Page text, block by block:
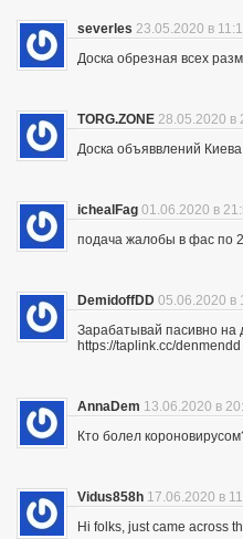
severles 23.05.2020 в
Доска обрезная всех
TORG.ZONE 28.05.2020 в
Доска объяввлений
ichealFag 01.06.2020 в
подача жалобы в фас по
DemidoffDD 05.06.2020 в
Зарабатывай пасивно на
https://taplink.cc/denmendd
AnnaDem 13.06.2020 в
Кто болел
Vidus858h 17.06.2020 в
Hi folks, just came across